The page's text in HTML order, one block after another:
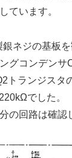
ています。
ネジの基板
グコンデンサ
トランジスタ
でした。
の回路は確認